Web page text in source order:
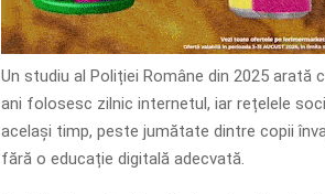
Un studiu al Poliției Române din 2025 arată
ani folosesc zilnic internetul, iar rețelele
același timp, peste jumătate dintre copii
fără o educație digitală adecvată.